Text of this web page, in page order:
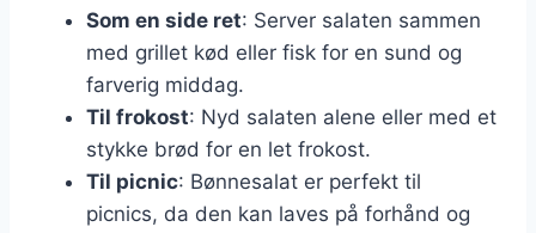
Som en side ret: Server salaten sammen
med grillet kød eller fisk for en sund og
farverig middag.
Til frokost: Nyd salaten alene eller med et
stykke brød for en let frokost.
Til picnic: Bønnesalat er perfekt til
picnics, da den kan laves på forhånd og